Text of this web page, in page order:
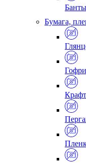
Бумага,
Крафт